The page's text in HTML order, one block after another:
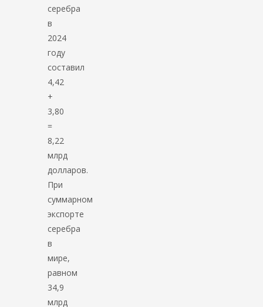
серебра
в
2024
году
составил
4,42
+
3,80
=
8,22
млрд
долларов.
При
суммарном
экспорте
серебра
в
мире,
равном
34,9
млрд